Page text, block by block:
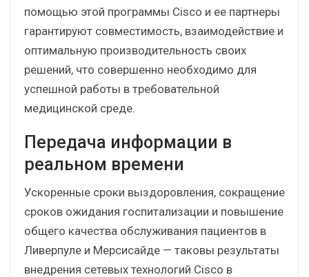
помощью этой программы Cisco и ее партнеры
гарантируют совместимость, взаимодействие и
оптимальную производительность своих
решений, что совершенно необходимо для
успешной работы в требовательной
медицинской среде.
Передача информации в
реальном времени
Ускоренные сроки выздоровления, сокращение
сроков ожидания госпитализации и повышение
общего качества обслуживания пациентов в
Ливерпуле и Мерсисайде — таковы результаты
внедрения сетевых технологий Cisco в